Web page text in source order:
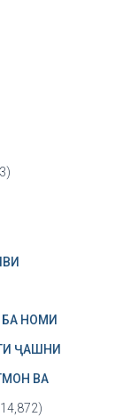
НОМИ
ҶАШНИ
ВА